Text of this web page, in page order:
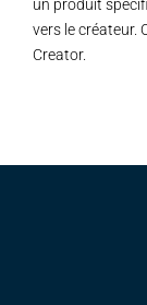
un produit
vers le créateur.
Creator.